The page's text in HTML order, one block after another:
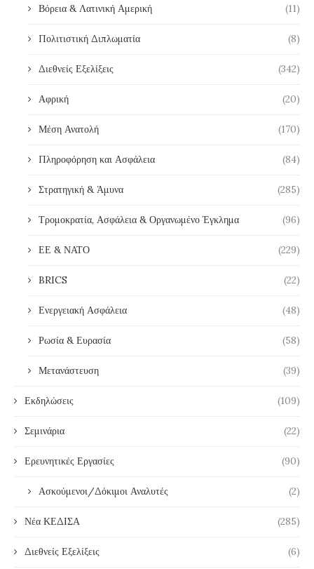
Βόρεια & Λατινική Αμερική (11)
Πολιτιστική Διπλωματία (8)
Διεθνείς Εξελίξεις (342)
Αφρική (20)
Μέση Ανατολή (170)
Πληροφόρηση και Ασφάλεια (84)
Στρατηγική & Άμυνα (285)
Τρομοκρατία, Ασφάλεια & Οργανωμένο Έγκλημα (96)
ΕΕ & ΝΑΤΟ (229)
BRICS (22)
Ενεργειακή Ασφάλεια (48)
Ρωσία & Ευρασία (58)
Μετανάστευση (39)
Εκδηλώσεις (109)
Σεμινάρια (22)
Ερευνητικές Εργασίες (90)
Ασκούμενοι/Δόκιμοι Αναλυτές (2)
Νέα ΚΕΔΙΣΑ (285)
Διεθνείς Εξελίξεις (6)